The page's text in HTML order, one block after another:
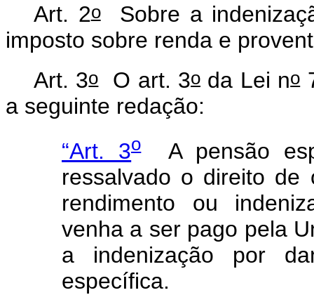
Art. 2oSobre a
imposto sobre renda e
Art. 3oO art. 3o da Lei no
a seguinte redação:
“Art. 3oA pensão
ressalvado o direito de
rendimento ou
venha a ser pago pela
a indenização por
específica.